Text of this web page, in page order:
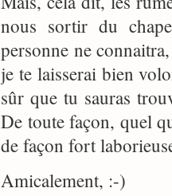
nous sortir du
personne ne
je te laisserai bien
sûr que tu sauras
De toute façon, quel
de façon fort
Amicalement, :-)